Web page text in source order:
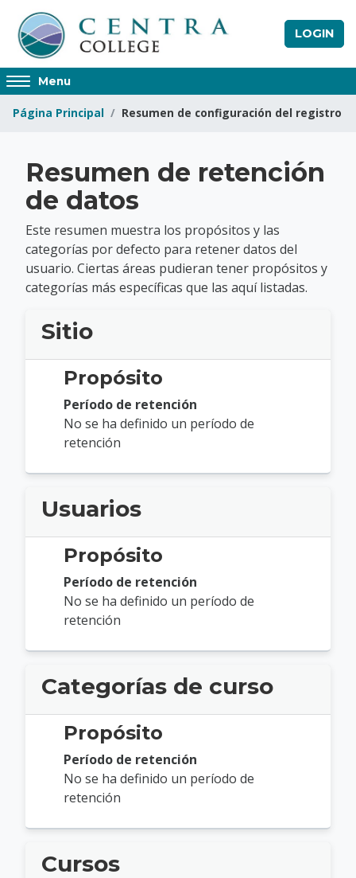
Salta al contenido principal
LOGIN
Access
hidden
sidebar
Menu
Página Principal Resumen de configuración del registro
Centra College
Resumen de retención
de datos
Este resumen muestra los propósitos y las
categorías por defecto para retener datos del
usuario. Ciertas áreas pudieran tener propósitos y
categorías más específicas que las aquí listadas.
Sitio
Propósito
Período de retención
No se ha definido un período de
retención
Usuarios
Propósito
Período de retención
No se ha definido un período de
retención
Categorías de curso
Propósito
Período de retención
No se ha definido un período de
retención
Cursos